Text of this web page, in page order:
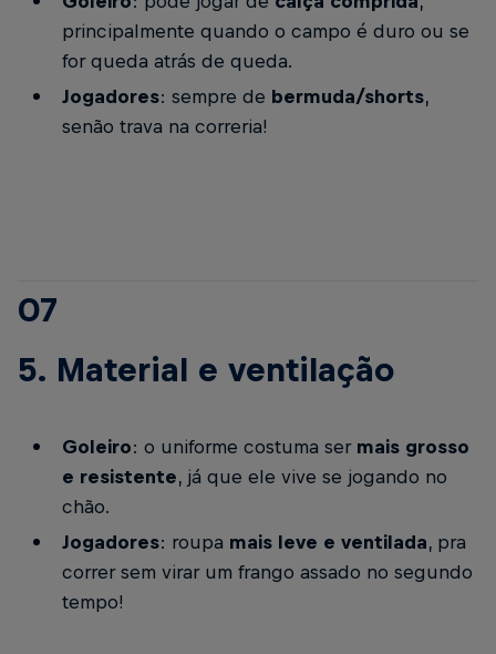
principalmente quando o campo é duro ou se
for queda atrás de queda.
Jogadores: sempre de bermuda/shorts,
senão trava na correria!
07
5. Material e ventilação
Goleiro: o uniforme costuma ser mais grosso
e resistente, já que ele vive se jogando no
chão.
Jogadores: roupa mais leve e ventilada, pra
correr sem virar um frango assado no segundo
tempo!